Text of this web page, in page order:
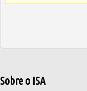
Sobre o ISA